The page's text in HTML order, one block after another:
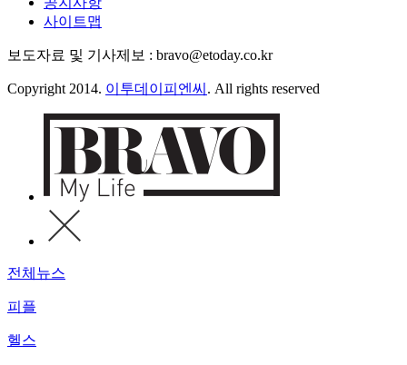
사이트맵
보도자료 및 기사제보 : bravo@etoday.co.kr
Copyright 2014. 이투데이피엔씨 . All rights reserved
전체뉴스
피플
헬스